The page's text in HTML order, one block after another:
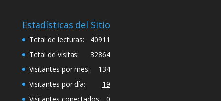
Estadísticas del Sitio
40911
Total de lecturas:
32864
Total de visitas:
134
Visitantes por mes:
19
Visitantes por día:
0
Visitantes conectados: